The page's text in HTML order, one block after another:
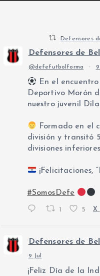
Defensores
Defensores de
@defefutbolforma · 9
En el
Deportivo Morón
nuestro juvenil
Formado en el
división y transitó
divisiones
¡Felicitaciones,
#SomosDefe
1 5 X
Defensores de
9 Jul
¡Feliz Día de la